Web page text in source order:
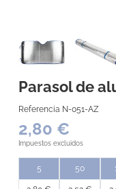
Parasol de
Referencia N-051-AZ
2,80 €
Impuestos excluidos
5 50